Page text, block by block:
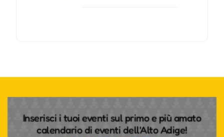
Inserisci i tuoi eventi sul primo e più amato
calendario di eventi dell'Alto Adige!